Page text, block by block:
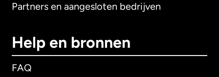
Partners en aangesloten bedrijven
Help en bronnen
FAQ